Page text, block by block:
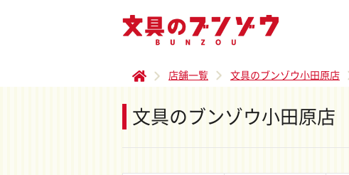
店舗一覧 文具のブンゾウ小田原店
文具のブンゾウ小田原店